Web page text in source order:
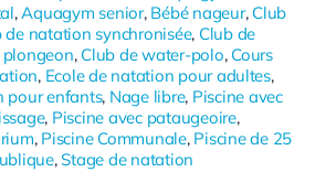
,Aquagym senior, Bébé nageur, Club
de natation synchronisée, Club de
plongeon, Club de water-polo, Cours
, Ecole de natation pour adultes,
pour enfants, Nage libre, Piscine avec
, Piscine avec pataugeoire,
, Piscine Communale, Piscine de 25
,Stage de natation